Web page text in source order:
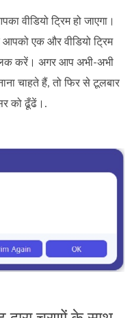
वीडियो ट्रिम हो जाएगा।
एक और वीडियो ट्रिम
करें। अगर आप अभी‑अभी
चाहते हैं, तो फिर से टूलबार
को ढूँढें।.